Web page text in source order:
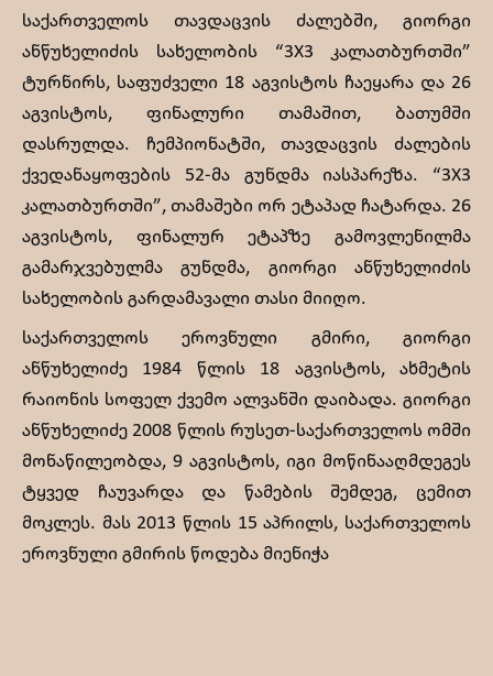
საქართველოს თავდაცვის ძალებში, გიორგი
ანწუხელიძის სახელობის “3X3 კალათბურთში”
ტურნირს, საფუძველი 18 აგვისტოს ჩაეყარა და 26
აგვისტოს, ფინალური თამაშით, ბათუმში
დასრულდა. ჩემპიონატში, თავდაცვის ძალების
ქვედანაყოფების 52-მა გუნდმა იასპარეზა. “3X3
კალათბურთში”, თამაშები ორ ეტაპად ჩატარდა. 26
აგვისტოს, ფინალურ ეტაპზე გამოვლენილმა
გამარჯვებულმა გუნდმა, გიორგი ანწუხელიძის
სახელობის გარდამავალი თასი მიიღო.
საქართველოს ეროვნული გმირი, გიორგი
ანწუხელიძე 1984 წლის 18 აგვისტოს, ახმეტის
რაიონის სოფელ ქვემო ალვანში დაიბადა. გიორგი
ანწუხელიძე 2008 წლის რუსეთ-საქართველოს ომში
მონაწილეობდა, 9 აგვისტოს, იგი მოწინააღმდეგეს
ტყვედ ჩაუვარდა და წამების შემდეგ, ცემით
მოკლეს. მას 2013 წლის 15 აპრილს, საქართველოს
ეროვნული გმირის წოდება მიენიჭა